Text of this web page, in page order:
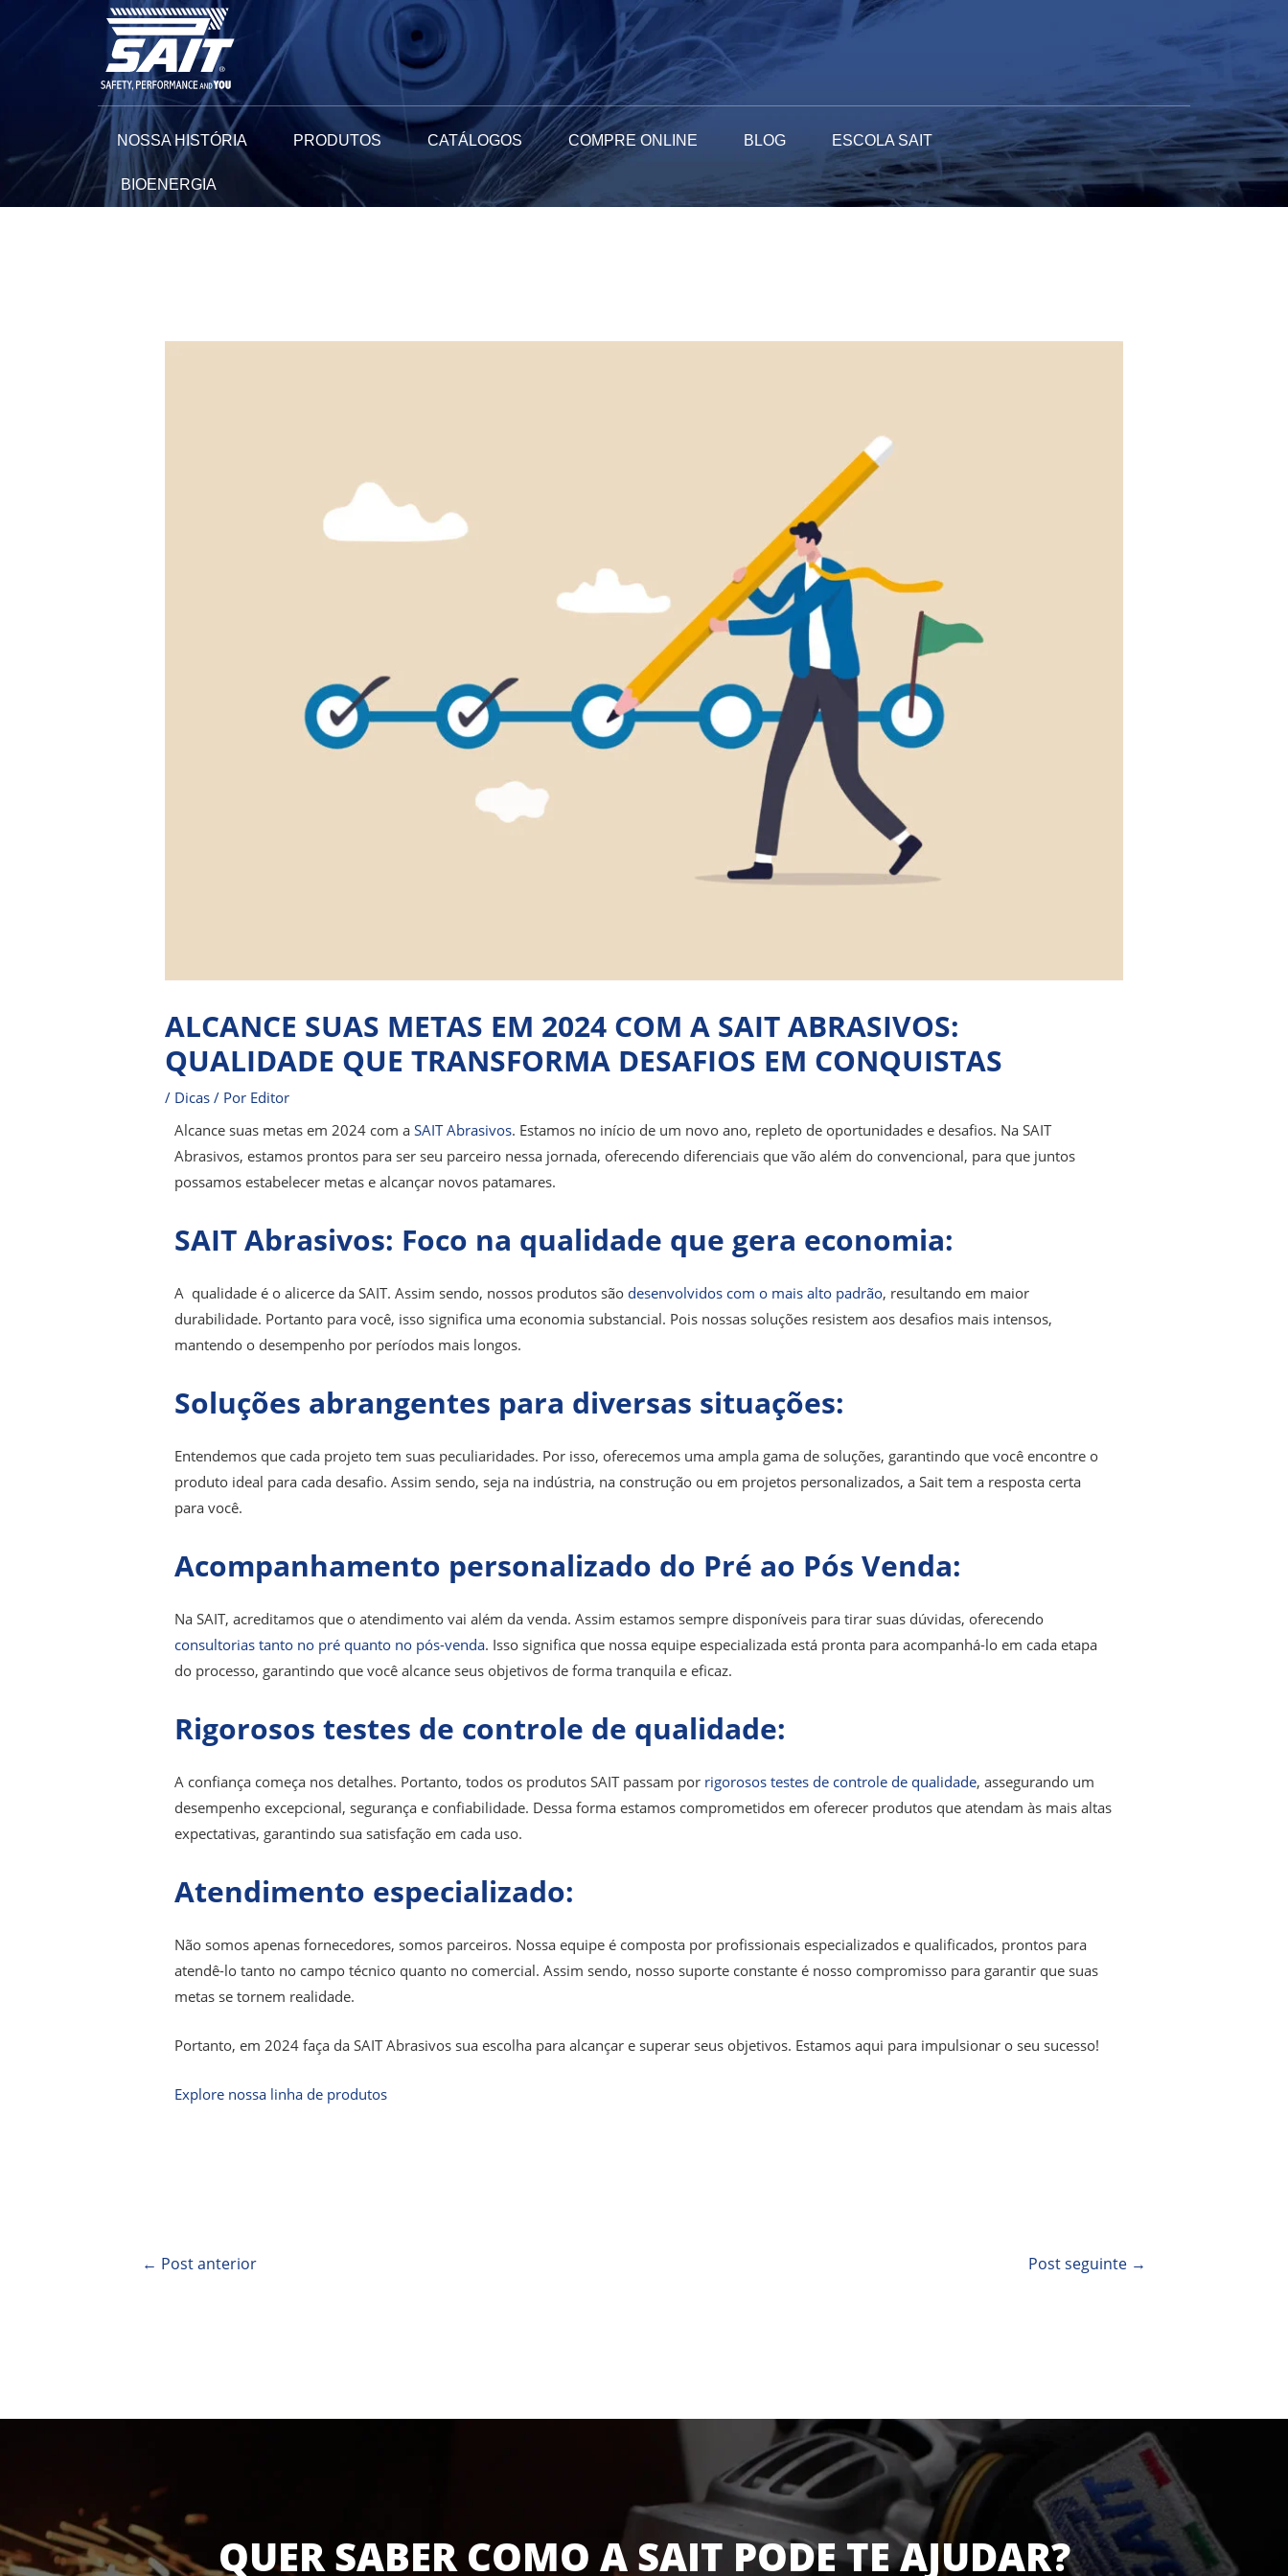
NOSSA HISTÓRIA PRODUTOS CATÁLOGOS COMPRE ONLINE BLOG ESCOLA SAIT
BIOENERGIA
ALCANCE SUAS METAS EM 2024 COM A SAIT ABRASIVOS:
QUALIDADE QUE TRANSFORMA DESAFIOS EM CONQUISTAS
/ Dicas / Por Editor
Alcance suas metas em 2024 com aSAIT Abrasivos. Estamos no início de um novo ano, repleto de oportunidades e desafios. Na SAIT
Abrasivos, estamos prontos para ser seu parceiro nessa jornada, oferecendo diferenciais que vão além do convencional, para que juntos
possamos estabelecer metas e alcançar novos patamares.
SAIT Abrasivos: Foco na qualidade que gera economia:
A qualidade é o alicerce da SAIT. Assim sendo, nossos produtos são desenvolvidos com o mais alto padrão, resultando em maior
durabilidade. Portanto para você, isso significa uma economia substancial. Pois nossas soluções resistem aos desafios mais intensos,
mantendo o desempenho por períodos mais longos.
Soluções abrangentes para diversas situações:
Entendemos que cada projeto tem suas peculiaridades. Por isso, oferecemos uma ampla gama de soluções, garantindo que você encontre o
produto ideal para cada desafio. Assim sendo, seja na indústria, na construção ou em projetos personalizados, a Sait tem a resposta certa
para você.
Acompanhamento personalizado do Pré ao Pós Venda:
Na SAIT, acreditamos que o atendimento vai além da venda. Assim estamos sempre disponíveis para tirar suas dúvidas, oferecendo
consultorias tanto no pré quanto no pós-venda. Isso significa que nossa equipe especializada está pronta para acompanhá-lo em cada etapa
do processo, garantindo que você alcance seus objetivos de forma tranquila e eficaz.
Rigorosos testes de controle de qualidade:
A confiança começa nos detalhes. Portanto, todos os produtos SAIT passam por rigorosos testes de controle de qualidade, assegurando um
desempenho excepcional, segurança e confiabilidade. Dessa forma estamos comprometidos em oferecer produtos que atendam às mais altas
expectativas, garantindo sua satisfação em cada uso.
Atendimento especializado:
Não somos apenas fornecedores, somos parceiros. Nossa equipe é composta por profissionais especializados e qualificados, prontos para
atendê-lo tanto no campo técnico quanto no comercial. Assim sendo, nosso suporte constante é nosso compromisso para garantir que suas
metas se tornem realidade.
Portanto, em 2024 faça da SAIT Abrasivos sua escolha para alcançar e superar seus objetivos. Estamos aqui para impulsionar o seu sucesso!
Explore nossa linha de produtos
← Post anterior Post seguinte →
QUER SABER COMO A SAIT PODE TE AJUDAR?